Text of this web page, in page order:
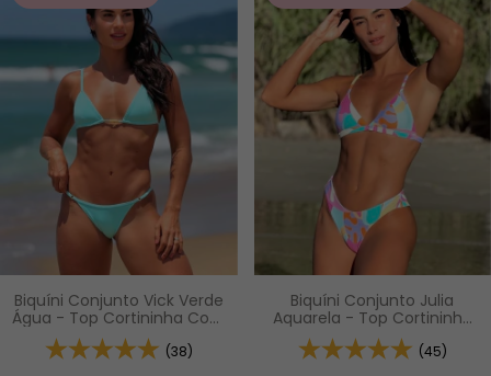
Biquíni Conjunto Vick Verde
Água - Top Cortininha Com
Calcinha Modelagem Fio De
Regulagem Na Lateral
(38)
Biquíni Conjunto Julia
Aquarela - Top Cortininha
Fixa com Bojo Removível e
Calcinha Asa Delta Fio
(45)